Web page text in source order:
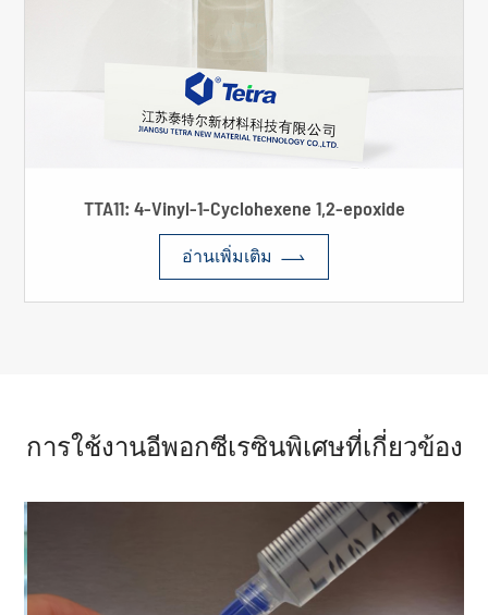
TTA11: 4-Vinyl-1-Cyclohexene 1,2-epoxide
อ่านเพิ่มเติม 
การใช้งานอีพอกซีเรซินพิเศษที่เกี่ยวข้อง